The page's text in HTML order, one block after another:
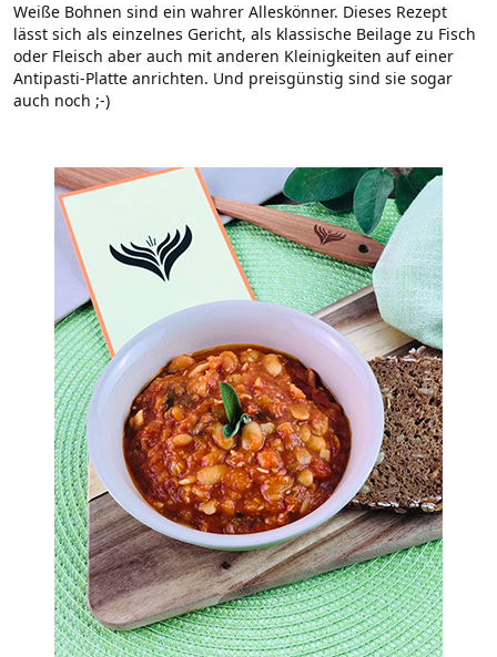
Weiße Bohnen sind ein wahrer Alleskönner. Dieses Rezept
lässt sich als einzelnes Gericht, als klassische Beilage zu Fisch
oder Fleisch aber auch mit anderen Kleinigkeiten auf einer
Antipasti-Platte anrichten. Und preisgünstig sind sie sogar
auch noch ;-)